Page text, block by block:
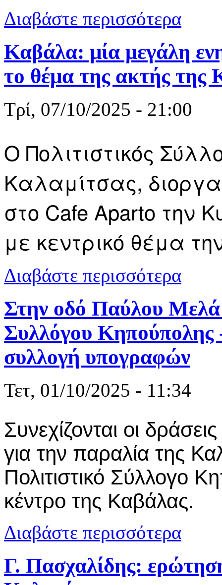
Διαβάστε περισσότερα
Καβάλα: μία μεγάλη
το θέμα της ακτής της
Τρί, 07/10/2025 - 21:00
Ο Πολιτιστικός
Καλαμίτσας,
στο Cafe Aparto την
με κεντρικό θέμα
Διαβάστε περισσότερα
Στην οδό Παύλου Μελά
Συλλόγου Κηπούπολης
συλλογή υπογραφών
Τετ, 01/10/2025 - 11:34
Συνεχίζονται οι
για την παραλία της
Πολιτιστικό Σύλλογο
κέντρο της Καβάλας.
Διαβάστε περισσότερα
Γ. Πασχαλίδης: